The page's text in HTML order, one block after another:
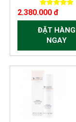
2.380.000 đ
ĐẶT HÀNG
NGAY